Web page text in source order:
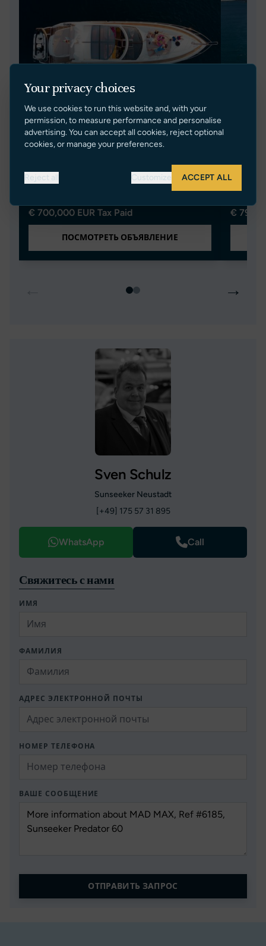
LAKSHIMI
19.92m/65ft 4in
2011
€ 700,000 EUR Tax Paid
ПОСМОТРЕТЬ ОБЪЯВЛЕНИЕ
€
→
Sven Schulz
Sunseeker Neustadt
[+49] 175 57 31 895
WhatsApp Call
Свяжитесь с нами
ИМЯ
ФАМИЛИЯ
АДРЕС ЭЛЕКТРОННОЙ ПОЧТЫ
НОМЕР ТЕЛЕФОНА
ВАШЕ СООБЩЕНИЕ
ОТПРАВИТЬ ЗАПРОС
Your privacy choices
We use cookies to run this website and, with your
permission, to measure performance and personalise
advertising. You can accept all cookies, reject optional
cookies, or manage your preferences.
Reject all Customize ACCEPT ALL